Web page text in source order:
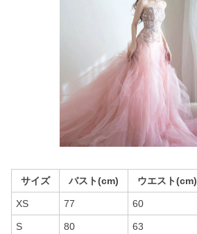
サイズ バスト(cm) ウエスト(cm)
XS 77 60
S 80 63